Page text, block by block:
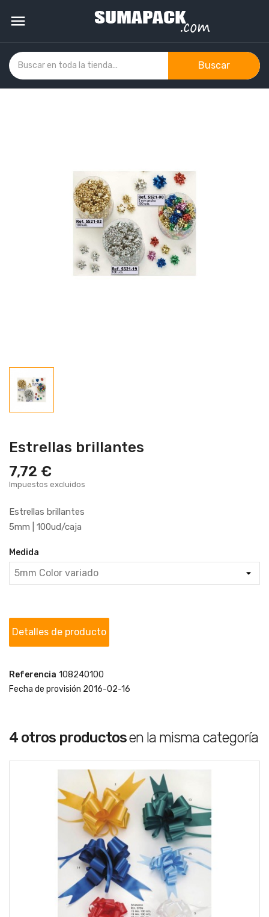

Buscar
Estrellas brillantes
7,72 €
Impuestos excluidos
Estrellas brillantes
5mm | 100ud/caja
Medida
Detalles de producto
Referencia 108240100
Fecha de provisión 2016-02-16
4 otros productosen la misma categoría